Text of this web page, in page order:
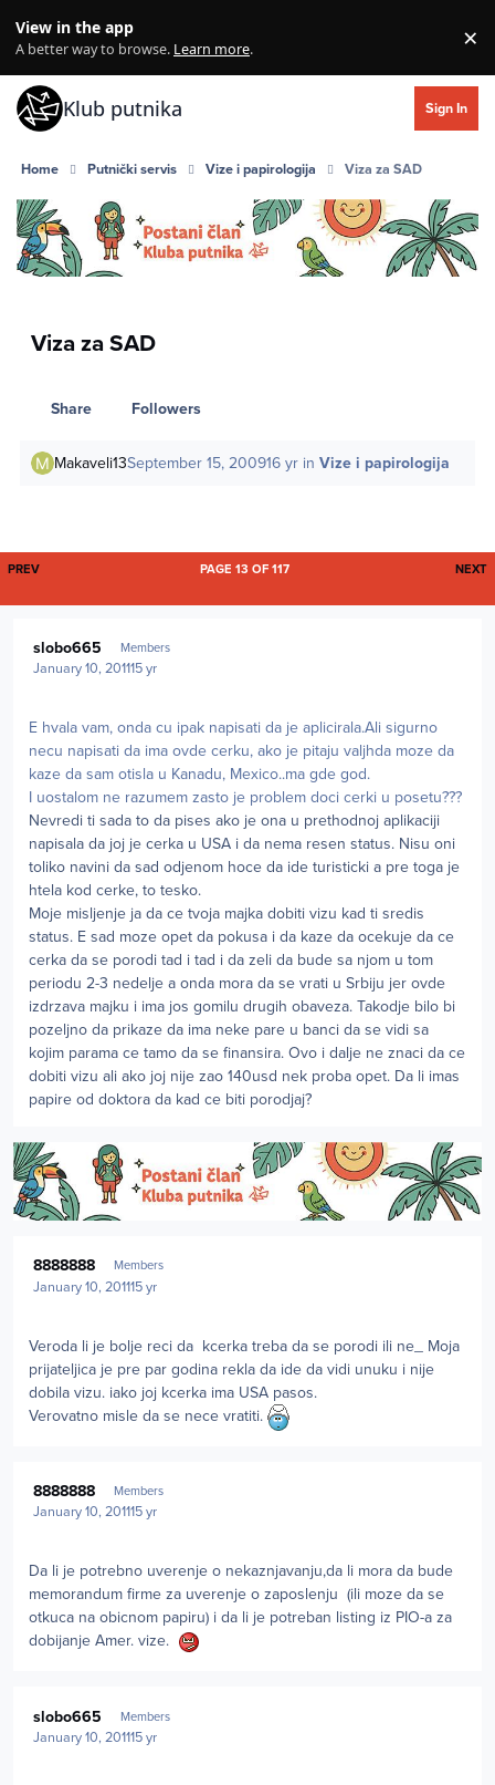
View in the app
A better way to browse. Learn more. ×
Klub putnika Sign In
Home Putnički servis Vize i papirologija Viza za SAD
Viza za SAD
Share Followers
Makaveli13September 15, 200916 yr inVize i papirologija
FIRST PAGE
PREV NEXT
PAGE 13 OF 117
slobo665 Members
January 10, 201115 yr
E hvala vam, onda cu ipak napisati da je aplicirala.Ali sigurno
necu napisati da ima ovde cerku, ako je pitaju valjhda moze da
kaze da sam otisla u Kanadu, Mexico..ma gde god.
I uostalom ne razumem zasto je problem doci cerki u posetu???
Nevredi ti sada to da pises ako je ona u prethodnoj aplikaciji
napisala da joj je cerka u USA i da nema resen status. Nisu oni
toliko navini da sad odjenom hoce da ide turisticki a pre toga je
htela kod cerke, to tesko.
Moje misljenje ja da ce tvoja majka dobiti vizu kad ti sredis
status. E sad moze opet da pokusa i da kaze da ocekuje da ce
cerka da se porodi tad i tad i da zeli da bude sa njom u tom
periodu 2-3 nedelje a onda mora da se vrati u Srbiju jer ovde
izdrzava majku i ima jos gomilu drugih obaveza. Takodje bilo bi
pozeljno da prikaze da ima neke pare u banci da se vidi sa
kojim parama ce tamo da se finansira. Ovo i dalje ne znaci da ce
dobiti vizu ali ako joj nije zao 140usd nek proba opet. Da li imas
papire od doktora da kad ce biti porodjaj?
8888888 Members
January 10, 201115 yr
Veroda li je bolje reci da kcerka treba da se porodi ili ne_ Moja
prijateljica je pre par godina rekla da ide da vidi unuku i nije
dobila vizu. iako joj kcerka ima USA pasos.
Verovatno misle da se nece vratiti.
8888888 Members
January 10, 201115 yr
Da li je potrebno uverenje o nekaznjavanju,da li mora da bude
memorandum firme za uverenje o zaposlenju (ili moze da se
otkuca na obicnom papiru) i da li je potreban listing iz PIO-a za
dobijanje Amer. vize.
slobo665 Members
January 10, 201115 yr